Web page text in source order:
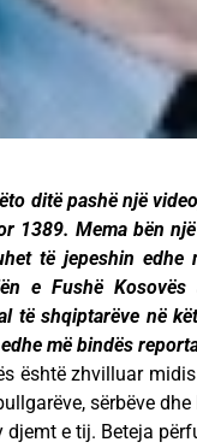
ditë pashë një
1389. Mema bën
të jepeshin
e Fushë
të shqiptarëve në
më bindës
është zhvilluar
sërbëve
e tij. Beteja